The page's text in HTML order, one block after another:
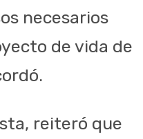
necesarios
de vida de
reiteró que